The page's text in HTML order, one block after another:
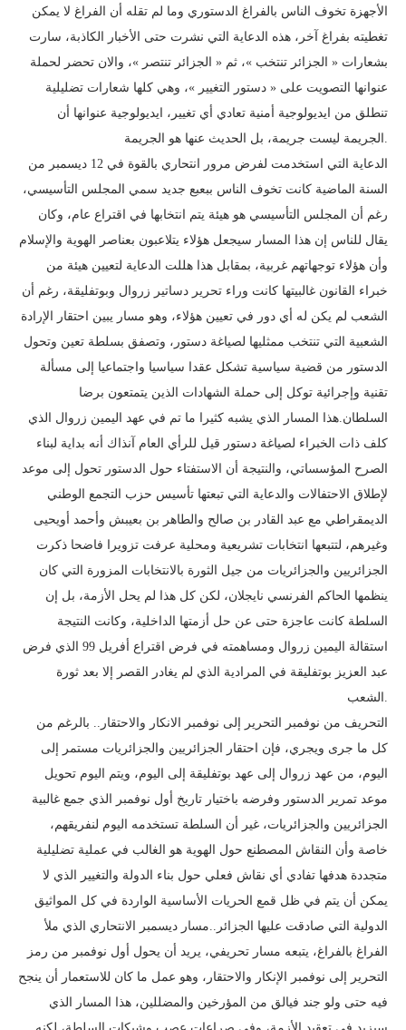
الأجهزة تخوف الناس بالفراغ الدستوري وما لم تقله أن الفراغ لا يمكن
تغطيته بفراغ آخر، هذه الدعاية التي نشرت حتى الأخبار الكاذبة، سارت
بشعارات « الجزائر تنتخب »، ثم « الجزائر تنتصر »، والان تحضر لحملة
عنوانها التصويت على « دستور التغيير »، وهي كلها شعارات تضليلية
تنطلق من ايديولوجية أمنية تعادي أي تغيير، ايديولوجية عنوانها أن
الجريمة ليست جريمة، بل الحديث عنها هو الجريمة.
الدعاية التي استخدمت لفرض مرور انتحاري بالقوة في 12 ديسمبر من
السنة الماضية كانت تخوف الناس ببعبع جديد سمي المجلس التأسيسي،
رغم أن المجلس التأسيسي هو هيئة يتم انتخابها في اقتراع عام، وكان
يقال للناس إن هذا المسار سيجعل هؤلاء يتلاعبون بعناصر الهوية والإسلام
وأن هؤلاء توجهاتهم غربية، بمقابل هذا هللت الدعاية لتعيين هيئة من
خبراء القانون غالبيتها كانت وراء تحرير دساتير زروال وبوتفليقة، رغم أن
الشعب لم يكن له أي دور في تعيين هؤلاء، وهو مسار يبين احتقار الإرادة
الشعبية التي تنتخب ممثليها لصياغة دستور، وتصفق بسلطة تعين وتحول
الدستور من قضية سياسية تشكل عقدا سياسيا واجتماعيا إلى مسألة
تقنية وإجرائية توكل إلى حملة الشهادات الذين يتمتعون برضا
السلطان.هذا المسار الذي يشبه كثيرا ما تم في عهد اليمين زروال الذي
كلف ذات الخبراء لصياغة دستور قيل للرأي العام آنذاك أنه بداية لبناء
الصرح المؤسساتي، والنتيجة أن الاستفتاء حول الدستور تحول إلى موعد
لإطلاق الاحتفالات والدعاية التي تبعتها تأسيس حزب التجمع الوطني
الديمقراطي مع عبد القادر بن صالح والطاهر بن بعيبش وأحمد أويحيى
وغيرهم، لتتبعها انتخابات تشريعية ومحلية عرفت تزويرا فاضحا ذكرت
الجزائريين والجزائريات من جيل الثورة بالانتخابات المزورة التي كان
ينظمها الحاكم الفرنسي نايجلان، لكن كل هذا لم يحل الأزمة، بل إن
السلطة كانت عاجزة حتى عن حل أزمتها الداخلية، وكانت النتيجة
استقالة اليمين زروال ومساهمته في فرض اقتراع أفريل 99 الذي فرض
عبد العزيز بوتفليقة في المرادية الذي لم يغادر القصر إلا بعد ثورة
الشعب.
التحريف من نوفمبر التحرير إلى نوفمبر الانكار والاحتقار.. بالرغم من
كل ما جرى ويجري، فإن احتقار الجزائريين والجزائريات مستمر إلى
اليوم، من عهد زروال إلى عهد بوتفليقة إلى اليوم، ويتم اليوم تحويل
موعد تمرير الدستور وفرضه باختيار تاريخ أول نوفمبر الذي جمع غالبية
الجزائريين والجزائريات، غير أن السلطة تستخدمه اليوم لنفريقهم،
خاصة وأن النقاش المصطنع حول الهوية هو الغالب في عملية تضليلية
متجددة هدفها تفادي أي نقاش فعلي حول بناء الدولة والتغيير الذي لا
يمكن أن يتم في ظل قمع الحريات الأساسية الواردة في كل المواثيق
الدولية التي صادقت عليها الجزائر..مسار ديسمبر الانتحاري الذي ملأ
الفراغ بالفراغ، يتبعه مسار تحريفي، يريد أن يحول أول نوفمبر من رمز
التحرير إلى نوفمبر الإنكار والاحتقار، وهو عمل ما كان للاستعمار أن ينجح
فيه حتى ولو جند فيالق من المؤرخين والمضللين، هذا المسار الذي